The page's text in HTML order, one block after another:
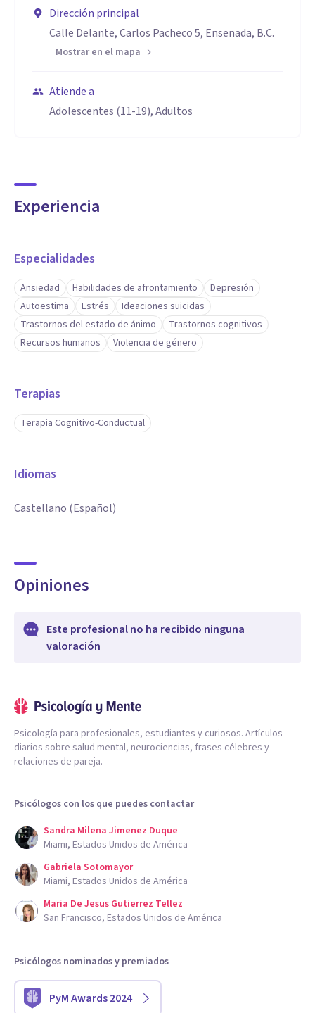
Dirección principal
Calle Delante, Carlos Pacheco 5, Ensenada, B.C.
Mostrar en el mapa
Atiende a
Adolescentes (11-19), Adultos
Experiencia
Especialidades
Ansiedad Habilidades de afrontamiento
Depresión
Autoestima
Estrés
Ideaciones suicidas
Trastornos del estado de ánimo
Trastornos cognitivos
Recursos humanos
Violencia de género
Terapias
Terapia Cognitivo-Conductual
Idiomas
Castellano (Español)
Opiniones
Este profesional no ha recibido ninguna
valoración
Psicología para profesionales, estudiantes y curiosos. Artículos
diarios sobre salud mental, neurociencias, frases célebres y
relaciones de pareja.
Psicólogos con los que puedes contactar
Sandra Milena Jimenez Duque
Miami, Estados Unidos de América
Gabriela Sotomayor
Miami, Estados Unidos de América
Maria De Jesus Gutierrez Tellez
San Francisco, Estados Unidos de América
Psicólogos nominados y premiados
PyM Awards 2024